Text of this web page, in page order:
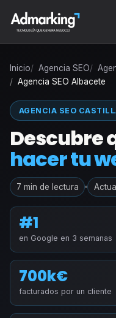
Inicio Agencia SEO
Agencia SEO Albacete
AGENCIA SEO
Descubre
hacer tu
7 min de lectura
#1
en Google en 3 semanas
700k€
facturados por un cliente